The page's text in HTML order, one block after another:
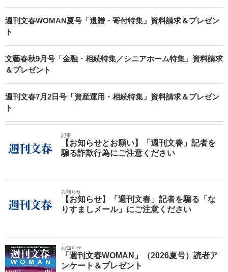
週刊文春WOMAN夏号「遺贈・寄付特集」資料請求＆プレゼン
ト
文藝春秋9月号「金融・相続特集／シニアホーム特集」資料請求
＆プレゼント
週刊文春7月2日号「資産運用・相続特集」資料請求＆プレゼン
ト
記事
【お知らせとお願い】「週刊文春」記者を
騙る詐欺行為にご注意ください
お知らせ
【お知らせ】「週刊文春」記者を騙る「な
りすましメール」にご注意ください
お知らせ
「週刊文春WOMAN」（2026夏号）読者ア
ンケート＆プレゼント